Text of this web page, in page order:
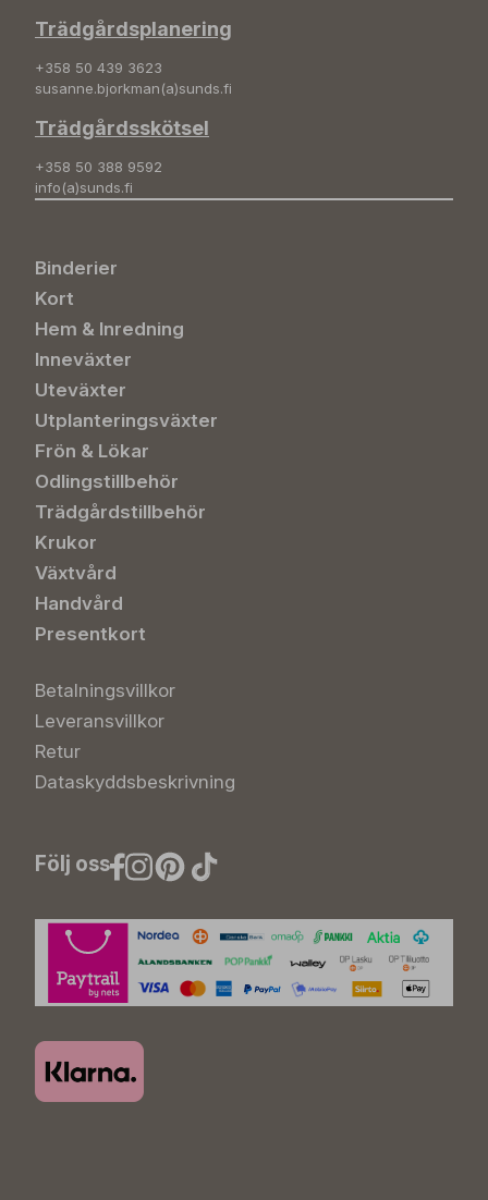
Trädgårdsplanering
+358 50 439 3623
susanne.bjorkman(a)sunds.fi
Trädgårdsskötsel
+358 50 388 9592
info(a)sunds.fi
Binderier
Kort
Hem & Inredning
Inneväxter
Uteväxter
Utplanteringsväxter
Frön & Lökar
Odlingstillbehör
Trädgårdstillbehör
Krukor
Växtvård
Handvård
Presentkort
Betalningsvillkor
Leveransvillkor
Retur
Dataskyddsbeskrivning
Följ oss